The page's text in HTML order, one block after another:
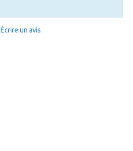
Écrire un avis